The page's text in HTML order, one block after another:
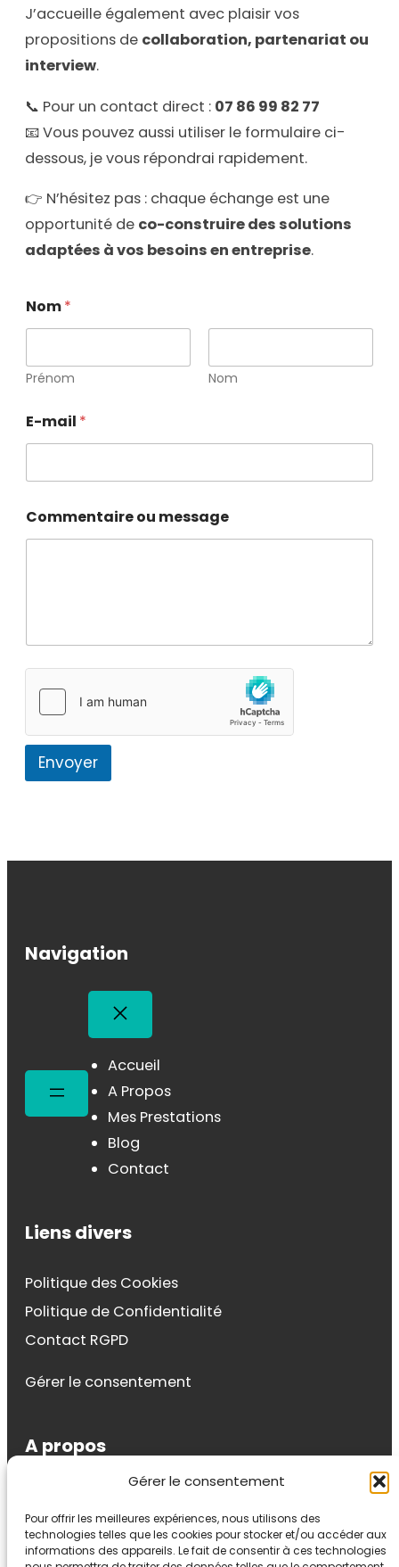
Gérer le consentement
Pour offrir les meilleures expériences, nous utilisons des
technologies telles que les cookies pour stocker et/ou accéder aux
informations des appareils. Le fait de consentir à ces technologies
J’accueille également avec plaisir vos
propositions de collaboration, partenariat ou
interview.
📞 Pour un contact direct : 07 86 99 82 77
📧 Vous pouvez aussi utiliser le formulaire ci-
dessous, je vous répondrai rapidement.
👉 N’hésitez pas : chaque échange est une
opportunité de co-construire des solutions
adaptées à vos besoins en entreprise.
Nom*
Prénom Nom
E-mail *
Commentaire ou message
Envoyer
Navigation
Accueil
A Propos
Mes Prestations
Blog
Contact
Liens divers
Politique des Cookies
Politique de Confidentialité
Contact RGPD
Gérer le consentement
A propos
Auteur, formatrice, conférencière et coach.
Auteur du livre « Affirmez-vous en douceur »